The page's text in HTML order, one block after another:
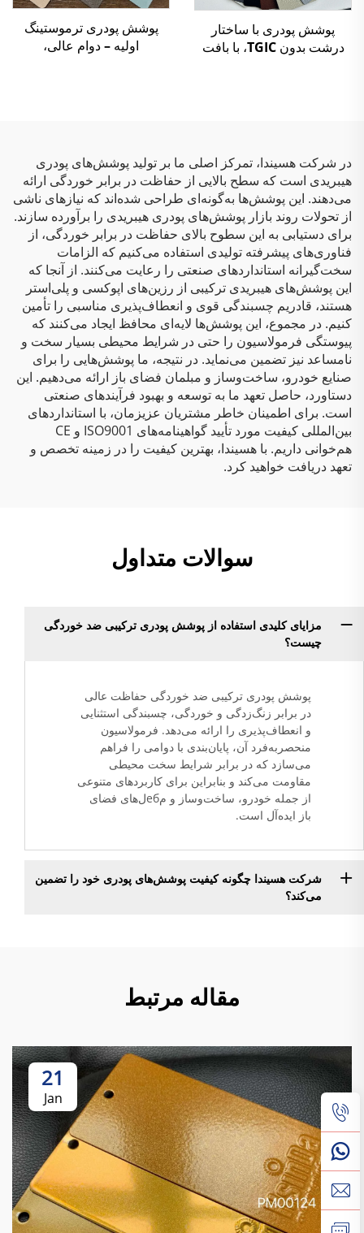
پوشش پودری با ساختار
درشت بدون TGIC، با بافت
پوشش پودری ترموستینگ
اولیه – دوام عالی،
در شرکت هسیندا، تمرکز اصلی ما بر تولید پوشش‌های پودری
هیبریدی است که سطح بالایی از حفاظت در برابر خوردگی ارائه
می‌دهند. این پوشش‌ها به‌گونه‌ای طراحی شده‌اند که نیازهای ناشی
از تحولات روند بازار پوشش‌های پودری هیبریدی را برآورده سازند.
برای دستیابی به این سطوح بالای حفاظت در برابر خوردگی، از
فناوری‌های پیشرفته تولیدی استفاده می‌کنیم که الزامات
سخت‌گیرانه استانداردهای صنعتی را رعایت می‌کنند. از آنجا که
این پوشش‌های هیبریدی ترکیبی از رزین‌های اپوکسی و پلی‌استر
هستند، قادریم چسبندگی قوی و انعطاف‌پذیری مناسبی را تأمین
کنیم. در مجموع، این پوشش‌ها لایه‌ای محافظ ایجاد می‌کنند که
پیوستگی فرمولاسیون را حتی در شرایط محیطی بسیار سخت و
نامساعد نیز تضمین می‌نماید. در نتیجه، ما پوشش‌هایی را برای
صنایع خودرو، ساخت‌وساز و مبلمان فضای باز ارائه می‌دهیم. این
دستاورد، حاصل تعهد ما به توسعه و بهبود فرآیندهای صنعتی
است. برای اطمینان خاطر مشتریان عزیزمان، با استانداردهای
بین‌المللی کیفیت مورد تأیید گواهینامه‌های ISO9001 و CE
هم‌خوانی داریم. با هسیندا، بهترین کیفیت را در زمینه تخصص و
تعهد دریافت خواهید کرد.
سوالات متداول
مزایای کلیدی استفاده از پوشش پودری ترکیبی ضد خوردگی
چیست؟
پوشش پودری ترکیبی ضد خوردگی حفاظت عالی
در برابر زنگ‌زدگی و خوردگی، چسبندگی استثنایی
و انعطاف‌پذیری را ارائه می‌دهد. فرمولاسیون
منحصربه‌فرد آن، پایان‌بندی با دوامی را فراهم
می‌سازد که در برابر شرایط سخت محیطی
مقاومت می‌کند و بنابراین برای کاربردهای متنوعی
از جمله خودرو، ساخت‌وساز و مебل‌های فضای
باز ایده‌آل است.
شرکت هسیندا چگونه کیفیت پوشش‌های پودری خود را تضمین
می‌کند؟
مقاله مرتبط
21
Jan